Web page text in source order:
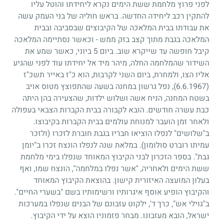
לפני פרוץ מלחמת ששת הימים נקרא ליחידתו והוטל עליו
להתקין רכב ליחידה החדשה. בראש חוליה של בני העמק עשה
את עבודתו בבית המלאכה של הקיבוצים שבסביבה ובבית
המלאכה בגבת מתוך קצב בזק ממש - וכאשר נסתיימה המלאכה
קיבל חופשה עד שייקרא שוב. ביום 5 ביוני, כאשר שמע את
השידור שהמלחמה החלה, מיהר מיד אל יחידתו עוד לפני שהגיע
אליו הצו, ולמחרת, ביום השני לקרבות, הוא כ"ז באייר תשכ"ז
(6.6.1967)
, נפל גרשון במחנה בשעה שהתפוצץ מטוס אויב
בשטח המחנה, הניח אשה ושלוש ילדות, שהצעירה בהן היתה
כבת עשרה חודשים. הובא לקבורה בבית הקברות הצבאי בעפולה
ולאחר זמן הועבר למנוחת עולמים בבית הקברות בקיבוצו.
ב"שלושים" לנפלו הוציאו חבריו בגבת חוברת לזכרו (ולזכר
עמיתו רוברט סולומון). במלאת שנה לנפלו הונצח זכרו ב"יומן
גבת". בספר הזכרון לבני הקיבוץ המאוחד שנפלו בימי מלחמת
ששת הימים ולאחריה, "אשר נפלו במלחמה", הונצח שמו, ואף
בעלון המועצה האיזורית קישון. בהוצאת הקיבוץ המאוחד
והקיבוץ הופיע אוסף איגרותיו ורשימותיו בשם "בשערי החיים".
ב"גוילי אש", כרך ד', ילקוט עזבונם של הבנים שנפלו במערכות
ישראל, הובא מעזבונו. מבחר פזמוניו הוצא על ידי הקיבוץ.